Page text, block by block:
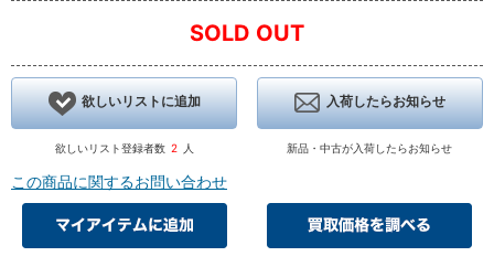
SOLD OUT
欲しいリストに追加
欲しいリスト登録者数 2 人
入荷したらお知らせ
新品・中古が入荷したらお知らせ
この商品に関するお問い合わせ